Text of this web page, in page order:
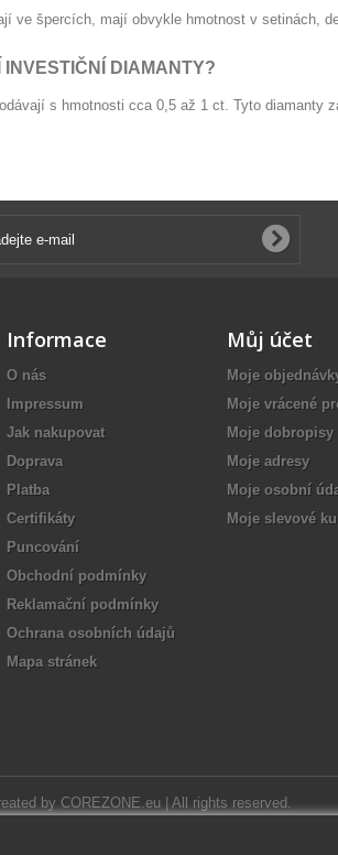
ve špercích, mají obvykle hmotnost v setinách,
DIAMANTY?
s hmotnosti cca 0,5 až 1 ct. Tyto diamanty
Informace
O nás
Impressum
Jak nakupovat
Doprava
Platba
Certifikáty
Puncování
Obchodní podmínky
Reklamační podmínky
Ochrana osobních údajů
Mapa stránek
by COREZONE.eu | All rights reserved.
Můj účet
Moje
Moje vrácené
Moje dobropisy
Moje adresy
Moje osobní
Moje slevové